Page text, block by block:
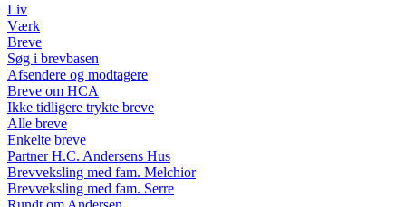
Liv
Værk
Breve
Søg i brevbasen
Afsendere og modtagere
Breve om HCA
Ikke tidligere trykte breve
Alle breve
Enkelte breve
Partner H.C. Andersens Hus
Brevveksling med fam. Melchior
Brevveksling med fam. Serre